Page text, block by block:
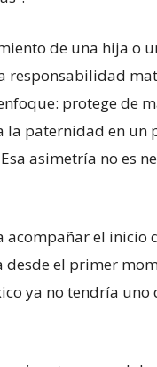
de una hija o
responsabilidad
protege de
la paternidad en un
asimetría no es
el inicio
el primer
ya no tendría uno